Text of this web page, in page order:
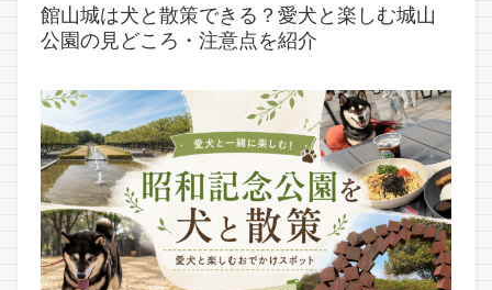
館山城は犬と散策できる？愛犬と楽しむ城山
公園の見どころ・注意点を紹介